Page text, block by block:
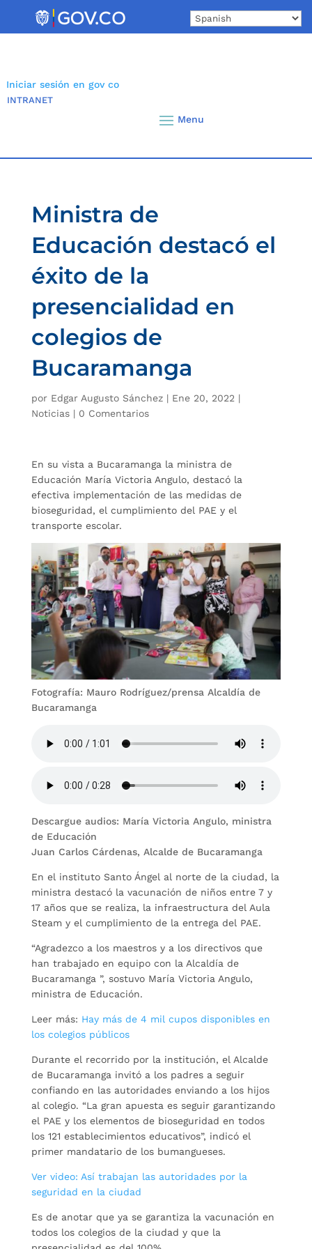
Iniciar sesión en gov co
INTRANET
Ministra de
Educación destacó el
éxito de la
presencialidad en
colegios de
Bucaramanga
por Edgar Augusto Sánchez| Ene 20, 2022 |
Noticias| 0 Comentarios
En su vista a Bucaramanga la ministra de
Educación María Victoria Angulo, destacó la
efectiva implementación de las medidas de
bioseguridad, el cumplimiento del PAE y el
transporte escolar.
Fotografía: Mauro Rodríguez/prensa Alcaldía de
Bucaramanga
Descargue audios: María Victoria Angulo, ministra
de Educación
Juan Carlos Cárdenas, Alcalde de Bucaramanga
En el instituto Santo Ángel al norte de la ciudad, la
ministra destacó la vacunación de niños entre 7 y
17 años que se realiza, la infraestructura del Aula
Steam y el cumplimiento de la entrega del PAE.
“Agradezco a los maestros y a los directivos que
han trabajado en equipo con la Alcaldía de
Bucaramanga ”, sostuvo María Victoria Angulo,
ministra de Educación.
Leer más: Hay más de 4 mil cupos disponibles en
los colegios públicos
Durante el recorrido por la institución, el Alcalde
de Bucaramanga invitó a los padres a seguir
confiando en las autoridades enviando a los hijos
al colegio. “La gran apuesta es seguir garantizando
el PAE y los elementos de bioseguridad en todos
los 121 establecimientos educativos”, indicó el
primer mandatario de los bumangueses.
Ver video: Así trabajan las autoridades por la
seguridad en la ciudad
Es de anotar que ya se garantiza la vacunación en
todos los colegios de la ciudad y que la